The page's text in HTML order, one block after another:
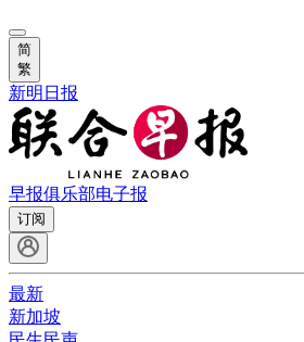
简
繁
新明日报
早报俱乐部电子报
订阅
最新
新加坡